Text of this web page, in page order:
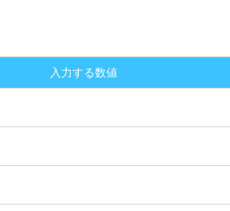
入力する数値